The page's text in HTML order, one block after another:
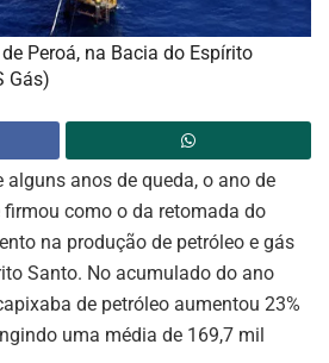
Peroá, na Bacia do Espírito
Gás)
alguns anos de queda, o ano de
firmou como o da retomada do
na produção de petróleo e gás
Santo. No acumulado do ano
de petróleo aumentou 23%
uma média de 169,7 mil